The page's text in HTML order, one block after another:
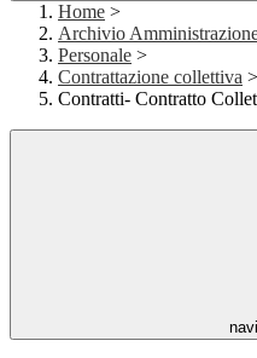
Home >
Archivio
Personale >
Contrattazione collettiva >
Contratti- Contratto